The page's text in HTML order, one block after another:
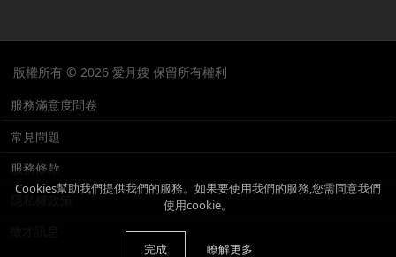
版權所有 © 2026 愛月嫂 保留所有權利
服務滿意度問卷
常見問題
服務條款
Cookies幫助我們提供我們的服務。如果要使用我們的服務,您需同意我們
使用cookie。
完成 瞭解更多